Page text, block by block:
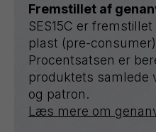
Fremstillet af
SES15C er
plast (pre-
Procentsatsen er
produktets
og patron.
Læs mere om